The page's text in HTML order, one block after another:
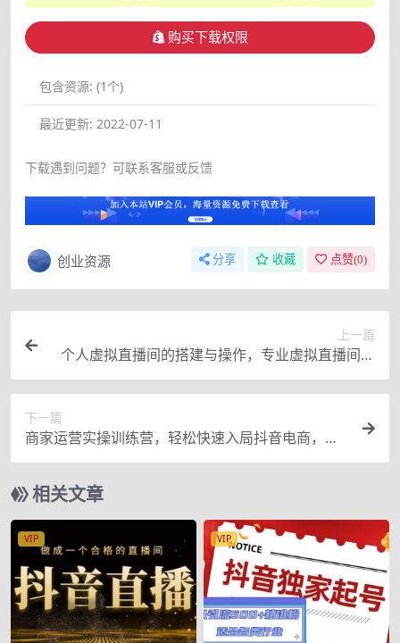
购买下载权限
包含资源: (1个)
最近更新: 2022-07-11
下载遇到问题？可联系客服或反馈
创业资源 分享 收藏 点赞(0)
上一篇
个人虚拟直播间的搭建与操作，专业虚拟直播间的
打造与操作
下一篇
商家运营实操训练营，轻松快速入局抖音电商，助
力打造高效变现直播间
相关文章
VIP VIP